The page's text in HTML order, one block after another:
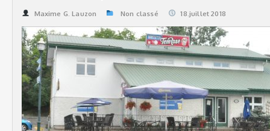
COMMANDITAIRES
STATISTIQUES DE LA LIGUE
Maxime G. Lauzon Non classé 18.juillet 2018